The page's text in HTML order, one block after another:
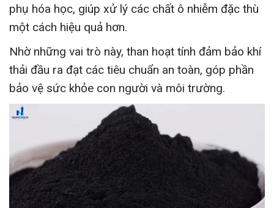
phụ hóa học, giúp xử lý các chất ô nhiễm đặc thù
một cách hiệu quả hơn.
Nhờ những vai trò này, than hoạt tính đảm bảo khí
thải đầu ra đạt các tiêu chuẩn an toàn, góp phần
bảo vệ sức khỏe con người và môi trường.